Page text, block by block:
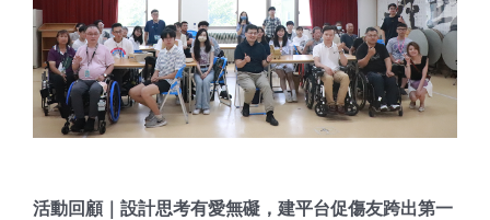
USR
知識庫
活動回顧｜設計思考有愛無礙，建平台促傷友跨出第一